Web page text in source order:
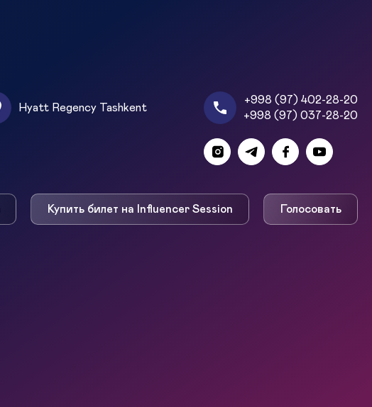
Hyatt Regency Tashkent
+998 (97) 402-28-20
+998 (97) 037-28-20
Купить билет на Influencer Session Голосовать